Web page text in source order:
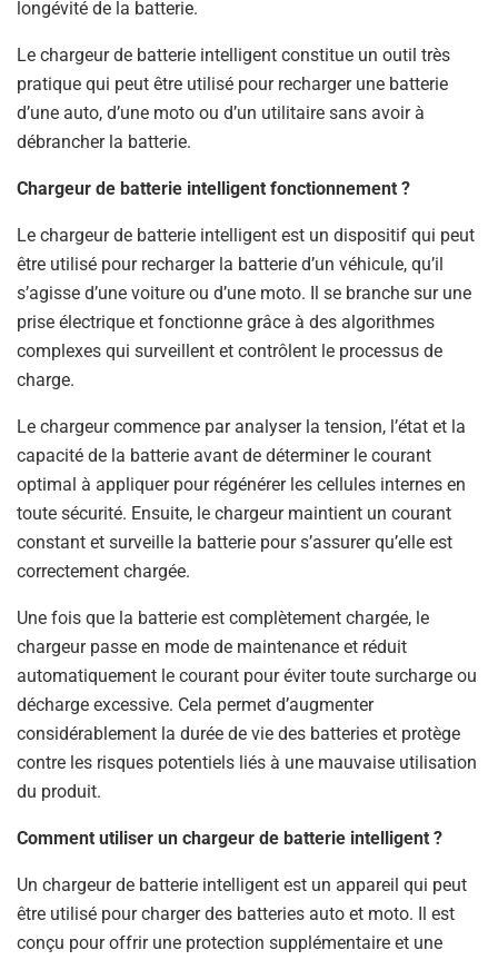
longévité de la batterie.
Le chargeur de batterie intelligent constitue un outil très
pratique qui peut être utilisé pour recharger une batterie
d’une auto, d’une moto ou d’un utilitaire sans avoir à
débrancher la batterie.
Chargeur de batterie intelligent fonctionnement ?
Le chargeur de batterie intelligent est un dispositif qui peut
être utilisé pour recharger la batterie d’un véhicule, qu’il
s’agisse d’une voiture ou d’une moto. Il se branche sur une
prise électrique et fonctionne grâce à des algorithmes
complexes qui surveillent et contrôlent le processus de
charge.
Le chargeur commence par analyser la tension, l’état et la
capacité de la batterie avant de déterminer le courant
optimal à appliquer pour régénérer les cellules internes en
toute sécurité. Ensuite, le chargeur maintient un courant
constant et surveille la batterie pour s’assurer qu’elle est
correctement chargée.
Une fois que la batterie est complètement chargée, le
chargeur passe en mode de maintenance et réduit
automatiquement le courant pour éviter toute surcharge ou
décharge excessive. Cela permet d’augmenter
considérablement la durée de vie des batteries et protège
contre les risques potentiels liés à une mauvaise utilisation
du produit.
Comment utiliser un chargeur de batterie intelligent ?
Un chargeur de batterie intelligent est un appareil qui peut
être utilisé pour charger des batteries auto et moto. Il est
conçu pour offrir une protection supplémentaire et une